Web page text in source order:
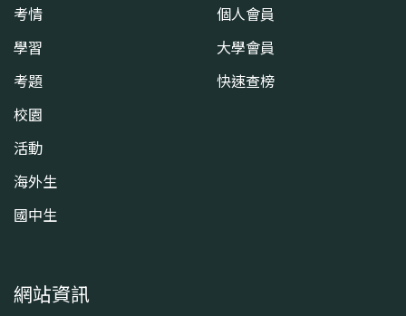
考情
學習
考題
校園
活動
海外生
國中生
個人會員
大學會員
快速查榜
網站資訊